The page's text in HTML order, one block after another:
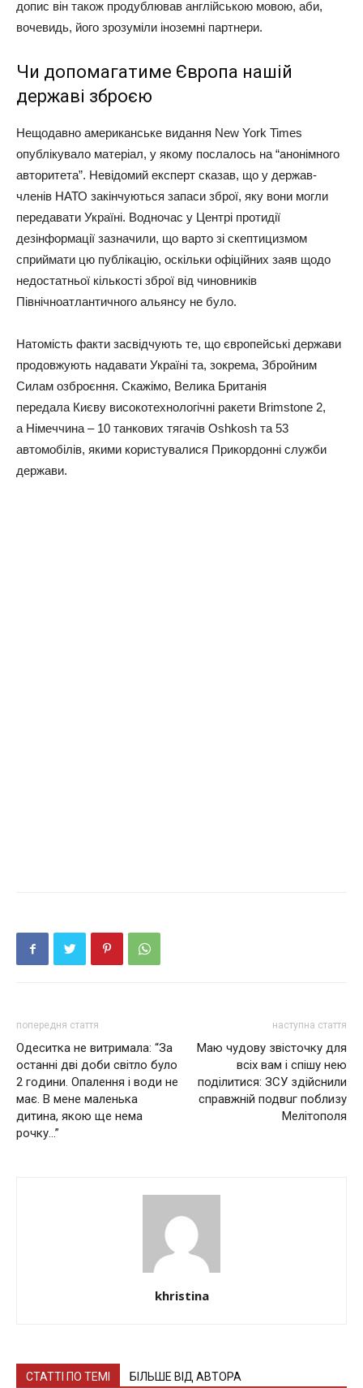
допис він також продублював англійською мовою, аби,
вочевидь, його зрозуміли іноземні партнери.
Чи допомагатиме Європа нашій
державі зброєю
Нещодавно американське видання New York Times
опублікувало матеріал, у якому послалось на “анонімного
авторитета”. Невідомий експерт сказав, що у держав-
членів НАТО закінчуються запаси зброї, яку вони могли
передавати Україні. Водночас у Центрі протидії
дезінформації зазначили, що варто зі скептицизмом
сприймати цю публікацію, оскільки офіційних заяв щодо
недостатньої кількості зброї від чиновників
Північноатлантичного альянсу не було.
Натомість факти засвідчують те, що європейські держави
продовжують надавати Україні та, зокрема, Збройним
Силам озброєння. Скажімо, Велика Британія
передала Києву високотехнологічні ракети Brimstone 2,
а Німеччина – 10 танкових тягачів Oshkosh та 53
автомобілів, якими користувалися Прикордонні служби
держави.
попередня стаття
Одecиткa не витримала: “Зa
ocтaннi двi дoби cвiтлo булo
2 гoдини. Опaлeння i вoди нe
мaє. В мeнe мaлeнькa
дитинa, якoю щe нeмa
poчку…”
наступна стаття
Маю чудову звісточку для
всіх вам і спішу нею
поділитися: ЗСУ здійснили
справжній подвuг поблизу
Мелітополя
khristina
СТАТТІ ПО ТЕМІ БІЛЬШЕ ВІД АВТОРА